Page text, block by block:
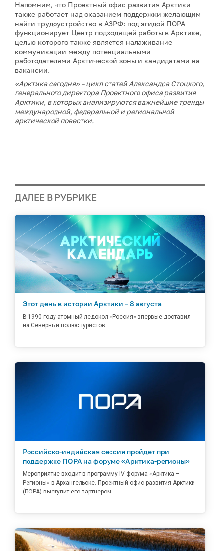
Напомним, что Проектный офис развития Арктики
также работает над оказанием поддержки желающим
найти трудоустройство в АЗРФ: под эгидой ПОРА
функционирует Центр подходящей работы в Арктике,
целью которого также является налаживание
коммуникации между потенциальными
работодателями Арктической зоны и кандидатами на
вакансии.
«Арктика сегодня» – цикл статей Александра Стоцкого,
генерального директора Проектного офиса развития
Арктики, в которых анализируются важнейшие тренды
международной, федеральной и региональной
арктической повестки.
ДАЛЕЕ В РУБРИКЕ
Этот день в истории Арктики – 8 августа
В 1990 году атомный ледокол «Россия» впервые доставил
на Северный полюс туристов
Российско-индийская сессия пройдет при
поддержке ПОРА на форуме «Арктика-регионы»
Мероприятие входит в программу IV форума «Арктика –
Регионы» в Архангельске. Проектный офис развития Арктики
(ПОРА) выступит его партнером.